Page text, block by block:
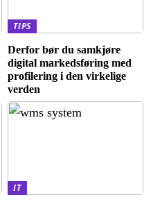
TIPS
Derfor bør du samkjøre
digital markedsføring med
profilering i den virkelige
verden
IT